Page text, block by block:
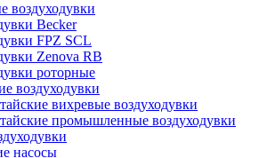
воздуходувки
Becker
FPZ SCL
Zenova RB
роторные
воздуходувки
вихревые воздуходувки
промышленные воздуходувки
насосы